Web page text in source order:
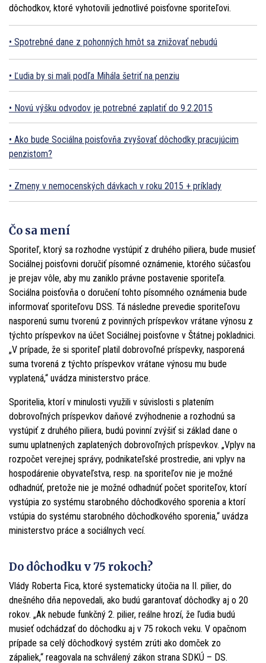
dôchodkov, ktoré vyhotovili jednotlivé poisťovne sporiteľovi.
Spotrebné dane z pohonných hmôt sa znižovať nebudú
Ľudia by si mali podľa Mihála šetriť na penziu
Novú výšku odvodov je potrebné zaplatiť do 9.2.2015
Ako bude Sociálna poisťovňa zvyšovať dôchodky pracujúcim
penzistom?
Zmeny v nemocenských dávkach v roku 2015 + príklady
Čo sa mení
Sporiteľ, ktorý sa rozhodne vystúpiť z druhého piliera, bude musieť
Sociálnej poisťovni doručiť písomné oznámenie, ktorého súčasťou
je prejav vôle, aby mu zaniklo právne postavenie sporiteľa.
Sociálna poisťovňa o doručení tohto písomného oznámenia bude
informovať sporiteľovu DSS. Tá následne prevedie sporiteľovu
nasporenú sumu tvorenú z povinných príspevkov vrátane výnosu z
týchto príspevkov na účet Sociálnej poisťovne v Štátnej pokladnici.
„V prípade, že si sporiteľ platil dobrovoľné príspevky, nasporená
suma tvorená z týchto príspevkov vrátane výnosu mu bude
vyplatená,“ uvádza ministerstvo práce.
Sporitelia, ktorí v minulosti využili v súvislosti s platením
dobrovoľných príspevkov daňové zvýhodnenie a rozhodnú sa
vystúpiť z druhého piliera, budú povinní zvýšiť si základ dane o
sumu uplatnených zaplatených dobrovoľných príspevkov. „Vplyv na
rozpočet verejnej správy, podnikateľské prostredie, ani vplyv na
hospodárenie obyvateľstva, resp. na sporiteľov nie je možné
odhadnúť, pretože nie je možné odhadnúť počet sporiteľov, ktorí
vystúpia zo systému starobného dôchodkového sporenia a ktorí
vstúpia do systému starobného dôchodkového sporenia,“ uvádza
ministerstvo práce a sociálnych vecí.
Do dôchodku v 75 rokoch?
Vlády Roberta Fica, ktoré systematicky útočia na II. pilier, do
dnešného dňa nepovedali, ako budú garantovať dôchodky aj o 20
rokov. „Ak nebude funkčný 2. pilier, reálne hrozí, že ľudia budú
musieť odchádzať do dôchodku aj v 75 rokoch veku. V opačnom
prípade sa celý dôchodkový systém zrúti ako domček zo
zápaliek,“ reagovala na schválený zákon strana SDKÚ – DS.